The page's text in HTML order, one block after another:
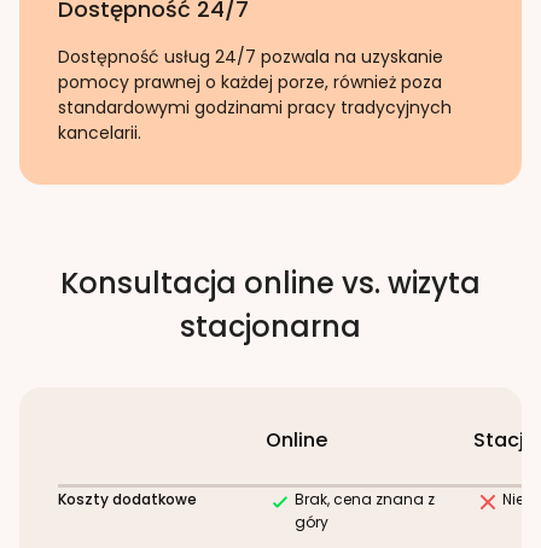
Dostępność 24/7
Dostępność usług 24/7 pozwala na uzyskanie
pomocy prawnej o każdej porze, również poza
standardowymi godzinami pracy tradycyjnych
kancelarii.
Konsultacja online vs. wizyta
stacjonarna
Online
Koszty dodatkowe
Brak, cena znana z
góry